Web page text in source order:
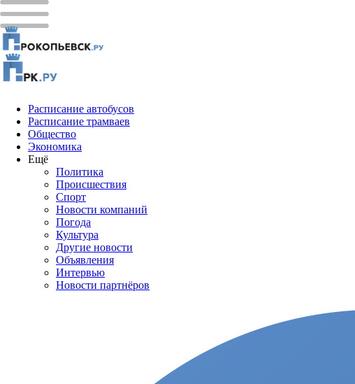
Расписание автобусов
Расписание трамваев
Общество
Экономика
Ещё
Политика
Проиcшествия
Спорт
Новости компаний
Погода
Культура
Другие новости
Объявления
Интервью
Новости партнёров